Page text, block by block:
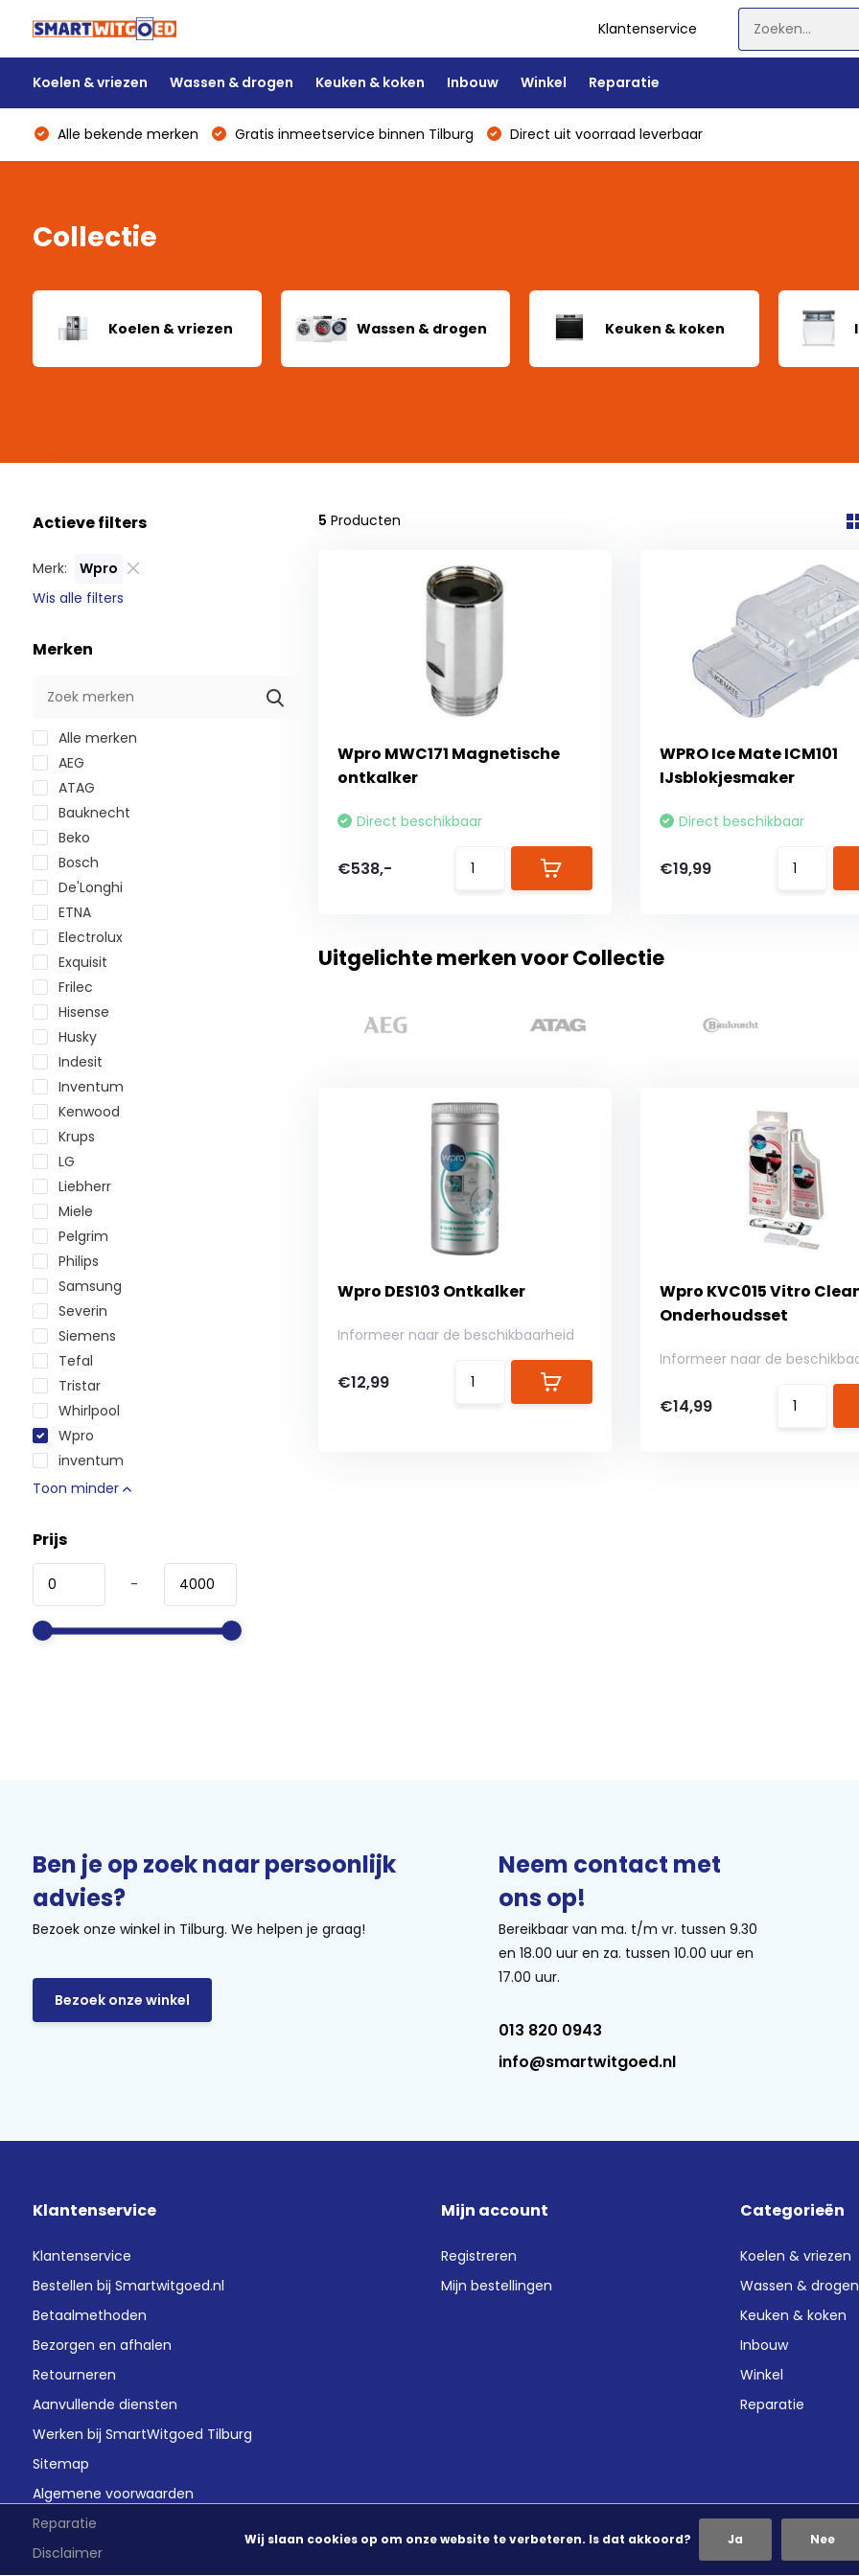
Klantenservice
Koelen & vriezen Wassen & drogen Keuken & koken Inbouw Winkel Reparatie
Alle bekende merken Gratis inmeetservice binnen Tilburg Direct uit voorraad leverbaar
Collectie
Koelen & vriezen Wassen & drogen Keuken & koken
Actieve filters
Merk:
Wpro
Wis alle filters
Merken
Alle merken
AEG
ATAG
Bauknecht
Beko
Bosch
De'Longhi
ETNA
Electrolux
Exquisit
Frilec
Hisense
Husky
Indesit
Inventum
Kenwood
Krups
LG
Liebherr
Miele
Pelgrim
Philips
Samsung
Severin
Siemens
Tefal
Tristar
Whirlpool
Wpro
inventum
Toon minder
Prijs
-
5 Producten
Wpro MWC171 Magnetische
ontkalker
Direct beschikbaar
€538,-
WPRO Ice Mate ICM101
IJsblokjesmaker
Direct beschikbaar
€19,99
Uitgelichte merken voor Collectie
Wpro DES103 Ontkalker
Informeer naar de beschikbaarheid
€12,99
Wpro KVC015 Vitro
Onderhoudsset
Informeer naar de
€14,99
Ben je op zoek naar persoonlijk
advies?
Bezoek onze winkel in Tilburg. We helpen je graag!
Bezoek onze winkel
Neem contact met
ons op!
Bereikbaar van ma. t/m vr. tussen 9.30
en 18.00 uur en za. tussen 10.00 uur en
17.00 uur.
013 820 0943
info@smartwitgoed.nl
Klantenservice
Klantenservice
Bestellen bij Smartwitgoed.nl
Betaalmethoden
Bezorgen en afhalen
Retourneren
Aanvullende diensten
Werken bij SmartWitgoed Tilburg
Sitemap
Algemene voorwaarden
Reparatie
Disclaimer
Mijn account
Registreren
Mijn bestellingen
Categorieën
Koelen & vriezen
Wassen & drogen
Keuken & koken
Inbouw
Winkel
Reparatie
Wij slaan cookies op om onze website te verbeteren. Is dat akkoord? Ja Nee